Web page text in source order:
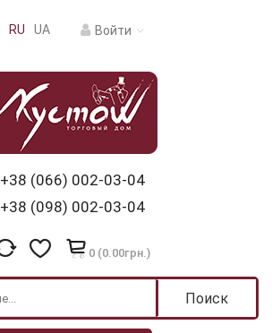
RU UA Войти
+38 (066) 002-03-04
+38 (098) 002-03-04
0 (0.00грн.)
Поиск